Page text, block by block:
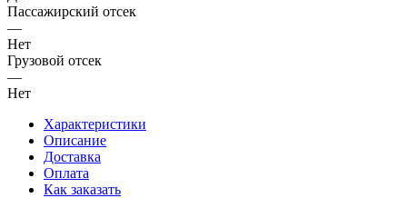
Пассажирский отсек
—
Нет
Грузовой отсек
—
Нет
Характеристики
Описание
Доставка
Оплата
Как заказать